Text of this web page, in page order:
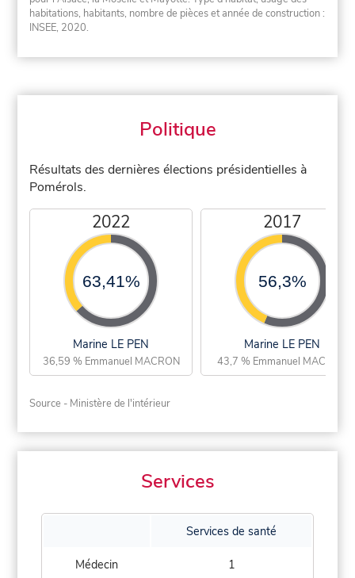
habitations, habitants, nombre de pièces et année de construction :
INSEE, 2020.
Politique
Résultats des dernières élections présidentielles à
Pomérols.
2022
63,41%
Marine LE PEN
36,59 % Emmanuel MACRON
2017
56,3%
Marine LE PEN
43,7 % Emmanuel MACRON
Source - Ministère de l'intérieur
Services
Services de santé
Médecin 1